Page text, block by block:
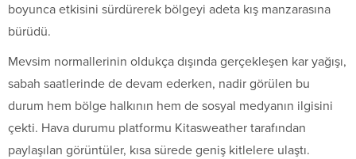
boyunca etkisini sürdürerek bölgeyi adeta kış manzarasına
bürüdü.
Mevsim normallerinin oldukça dışında gerçekleşen kar yağışı,
sabah saatlerinde de devam ederken, nadir görülen bu
durum hem bölge halkının hem de sosyal medyanın ilgisini
çekti. Hava durumu platformu Kitasweather tarafından
paylaşılan görüntüler, kısa sürede geniş kitlelere ulaştı.